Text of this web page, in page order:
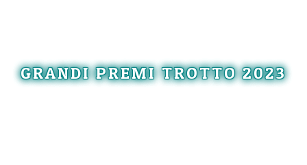
GRANDI PREMI TROTTO 2023